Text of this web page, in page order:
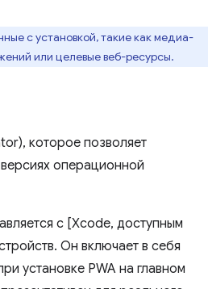
с установкой, такие как медиа-
или целевые веб-ресурсы.
которое позволяет
операционной
с [Xcode, доступным
Он включает в себя
установке PWA на главном